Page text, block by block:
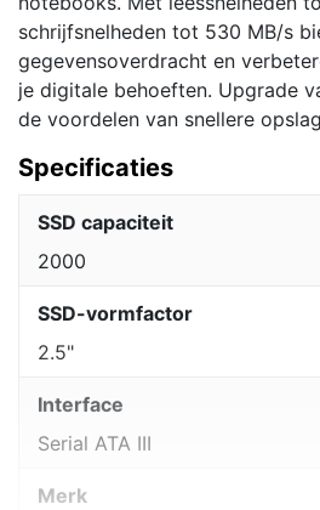
schrijfsnelheden tot 530 MB/s
gegevensoverdracht en
je digitale behoeften. Upgrade
de voordelen van snellere
Specificaties
SSD capaciteit
2000
SSD-vormfactor
2.5"
Interface
Serial ATA III
Merk